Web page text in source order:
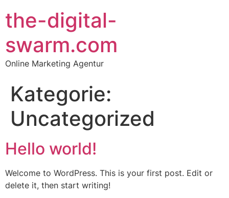
the-digital-
swarm.com
Online Marketing Agentur
Kategorie:
Uncategorized
Hello world!
Welcome to WordPress. This is your first post. Edit or
delete it, then start writing!